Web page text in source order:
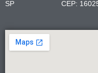
SP CEP: 16025-